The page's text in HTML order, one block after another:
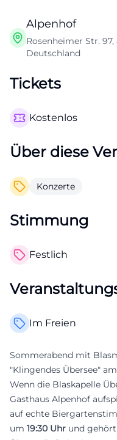
Alpenhof
Rosenheimer Str.
Deutschland
Tickets
Kostenlos
Über diese
Konzerte
Stimmung
Festlich
Im Freien
Sommerabend mit
"Klingendes Übersee"
Wenn die Blaskapelle
Gasthaus Alpenhof
auf echte
um 19:30 Uhr und gehört